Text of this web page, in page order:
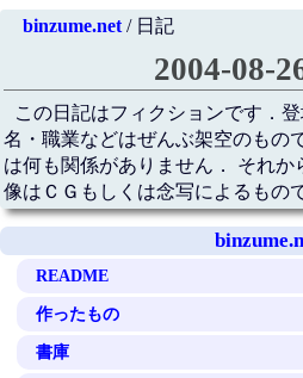
binzume.net/ 日記
2004-08-
この日記はフィクションです．
名・職業などはぜんぶ架空のもの
は何も関係がありません． それ
像はＣＧもしくは念写によるもの
README
作ったもの
書庫